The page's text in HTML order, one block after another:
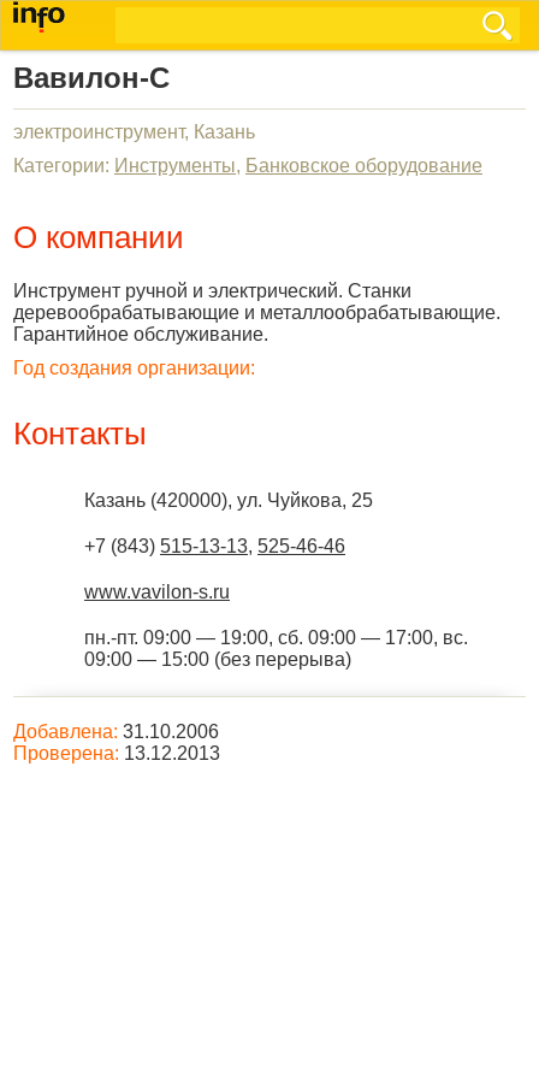
Вавилон-С
электроинструмент, Казань
Категории: Инструменты, Банковское оборудование
О компании
Инструмент ручной и электрический. Станки
деревообрабатывающие и металлообрабатывающие.
Гарантийное обслуживание.
Год создания организации:
Контакты
Казань (420000), ул. Чуйкова, 25
+7 (843) 515-13-13, 525-46-46
www.vavilon-s.ru
пн.-пт. 09:00 — 19:00, сб. 09:00 — 17:00, вс.
09:00 — 15:00 (без перерыва)
Добавлена: 31.10.2006
Проверена: 13.12.2013